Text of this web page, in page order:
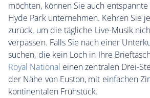
möchten, können Sie auch
Hyde Park unternehmen. Kehren Sie
zurück, um die tägliche Live-Musik
verpassen. Falls Sie nach einer
suchen, die kein Loch in Ihre
Royal National einen zentralen Drei-
der Nähe von Euston, mit einfachen
kontinentalen Frühstück.